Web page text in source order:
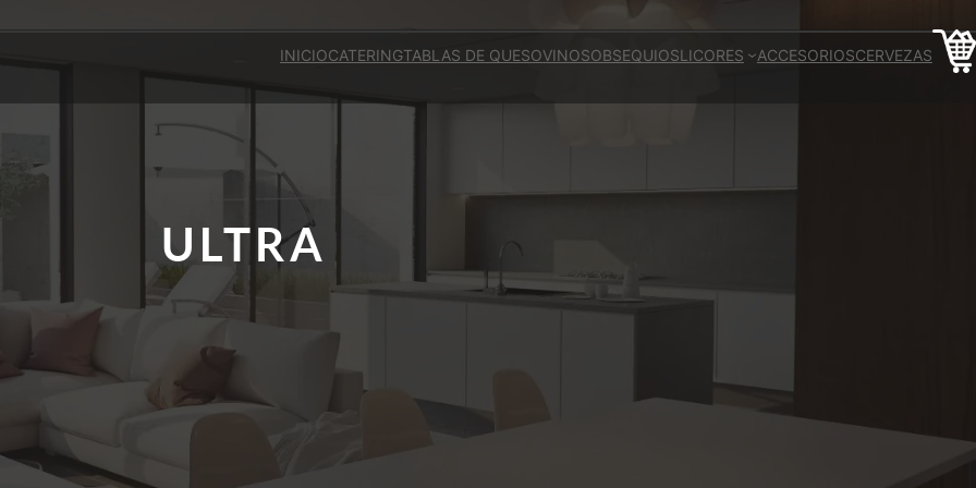
INICIOCATERINGTABLAS DE QUESOVINOSOBSEQUIOSLICORES ACCESORIOSCERVEZAS
ULTRA